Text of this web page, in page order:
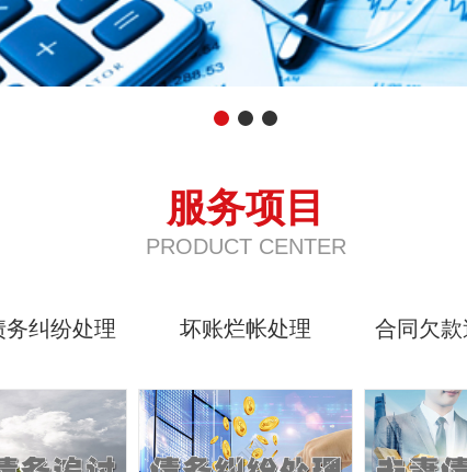
服务项目
PRODUCT CENTER
务纠纷处理 坏账烂帐处理 合同欠